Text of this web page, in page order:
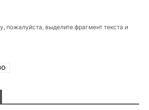
пожалуйста, выделите фрагмент текста и